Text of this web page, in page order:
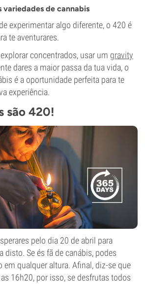
variedades de cannabis
experimentar algo diferente, o 420 é
te aventurares.
concentrados, usar um gravity
dares a maior passa da tua vida, o
é a oportunidade perfeita para te
experiência.
são 420!
pelo dia 20 de abril para
disto. Se és fã de canábis, podes
em qualquer altura. Afinal, diz-se que
16h20, por isso, se desfrutas todos